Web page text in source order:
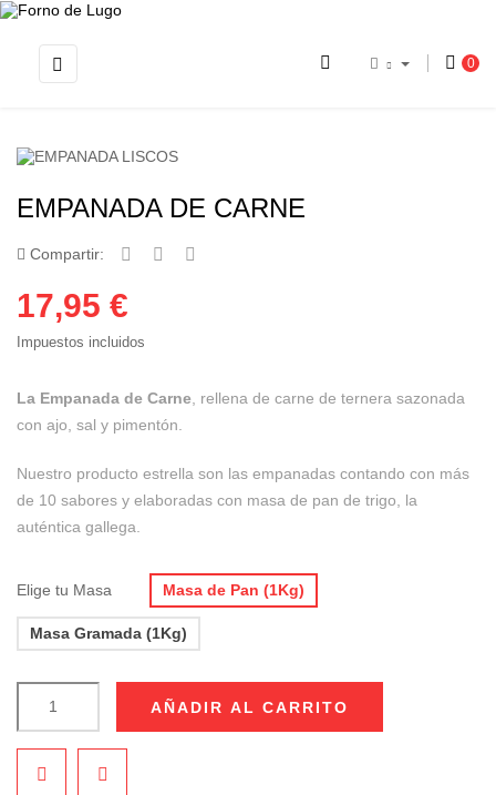
Navegación
de
☰ 0
EMPANADA DE CARNE
Compartir:
17,95 €
Impuestos incluidos
La Empanada de Carne , rellena de carne de ternera sazonada
con ajo, sal y pimentón.
Nuestro producto estrella son las empanadas contando con más
de 10 sabores y elaboradas con masa de pan de trigo, la
auténtica gallega.
Elige tu Masa Masa de Pan (1Kg)
Masa Gramada (1Kg)
AÑADIR AL CARRITO